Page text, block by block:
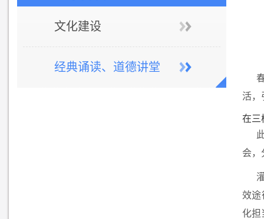
文化建设
经典诵读、道德讲堂
活，
在三
会，
效途
化担